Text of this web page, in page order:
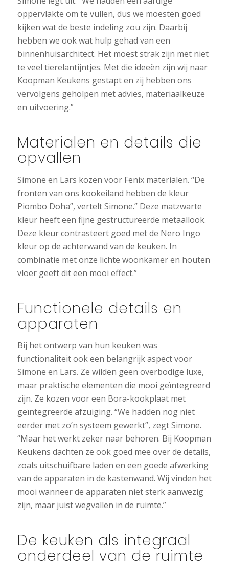
oppervlakte om te vullen, dus we moesten goed
kijken wat de beste indeling zou zijn. Daarbij
hebben we ook wat hulp gehad van een
binnenhuisarchitect. Het moest strak zijn met niet
te veel tierelantijntjes. Met die ideeën zijn wij naar
Koopman Keukens gestapt en zij hebben ons
vervolgens geholpen met advies, materiaalkeuze
en uitvoering.”
Materialen en details die
opvallen
Simone en Lars kozen voor Fenix materialen. “De
fronten van ons kookeiland hebben de kleur
Piombo Doha”, vertelt Simone.” Deze matzwarte
kleur heeft een fijne gestructureerde metaallook.
Deze kleur contrasteert goed met de Nero Ingo
kleur op de achterwand van de keuken. In
combinatie met onze lichte woonkamer en houten
vloer geeft dit een mooi effect.”
Functionele details en
apparaten
Bij het ontwerp van hun keuken was
functionaliteit ook een belangrijk aspect voor
Simone en Lars. Ze wilden geen overbodige luxe,
maar praktische elementen die mooi geïntegreerd
zijn. Ze kozen voor een Bora-kookplaat met
geïntegreerde afzuiging. “We hadden nog niet
eerder met zo’n systeem gewerkt”, zegt Simone.
“Maar het werkt zeker naar behoren. Bij Koopman
Keukens dachten ze ook goed mee over de details,
zoals uitschuifbare laden en een goede afwerking
van de apparaten in de kastenwand. Wij vinden het
mooi wanneer de apparaten niet sterk aanwezig
zijn, maar juist wegvallen in de ruimte.”
De keuken als integraal
onderdeel van de ruimte